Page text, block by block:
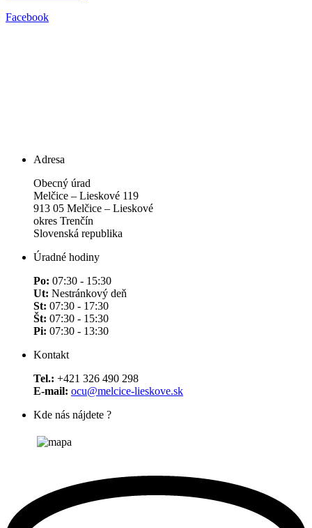
Facebook
Adresa
Obecný úrad
Melčice – Lieskové 119
913 05 Melčice – Lieskové
okres Trenčín
Slovenská republika
Úradné hodiny
Po: 07:30 - 15:30
Ut: Nestránkový deň
St: 07:30 - 17:30
Št: 07:30 - 15:30
Pi: 07:30 - 13:30
Kontakt
Tel.: +421 326 490 298
E-mail: ocu@melcice-lieskove.sk
Kde nás nájdete ?